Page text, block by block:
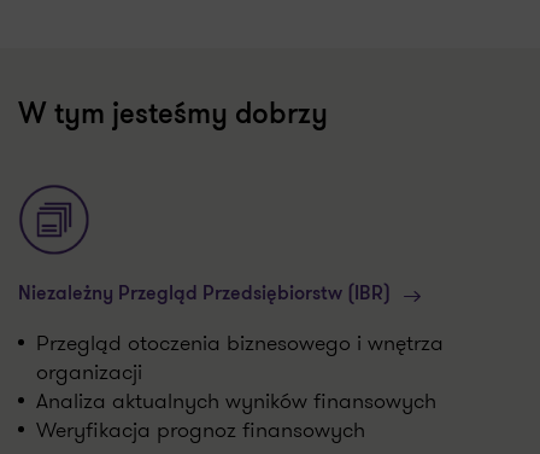
W tym jesteśmy dobrzy
Niezależny Przegląd Przedsiębiorstw (IBR)
Przegląd otoczenia biznesowego i wnętrza
organizacji
Analiza aktualnych wyników finansowych
Weryfikacja prognoz finansowych